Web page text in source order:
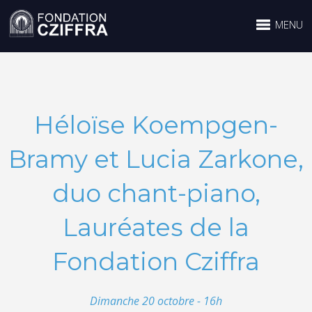
MENU
Héloïse Koempgen-
Bramy et Lucia Zarkone,
duo chant-piano,
Lauréates de la
Fondation Cziffra
Dimanche 20 octobre - 16h